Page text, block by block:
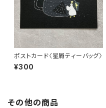
ポストカード〈星屑ティーバッグ〉
¥300
その他の商品